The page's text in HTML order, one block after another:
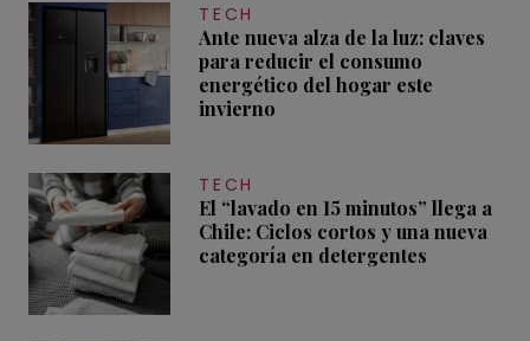
TECH
Ante nueva alza de la luz: claves
para reducir el consumo
energético del hogar este
invierno
TECH
El “lavado en 15 minutos” llega a
Chile: Ciclos cortos y una nueva
categoría en detergentes